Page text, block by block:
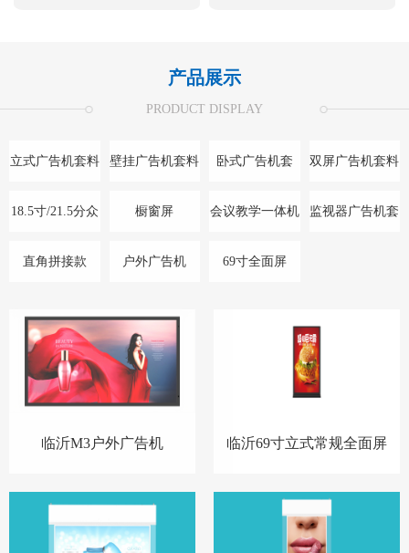
产品展示
PRODUCT DISPLAY
立式广告机套料 壁挂广告机套料 卧式广告机套
料/底座
双屏广告机套料
18.5寸/21.5分众
款
橱窗屏 会议教学一体机 监视器广告机套
直角拼接款 户外广告机 69寸全面屏
临沂M3户外广告机 临沂69寸立式常规全面屏